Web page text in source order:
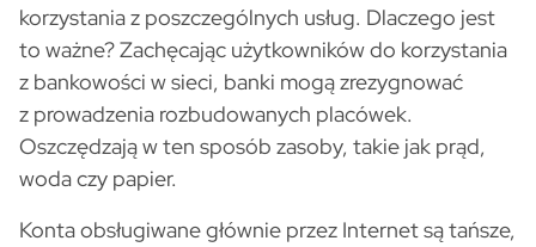
korzystania z poszczególnych usług. Dlaczego jest
to ważne? Zachęcając użytkowników do korzystania
z bankowości w sieci, banki mogą zrezygnować
z prowadzenia rozbudowanych placówek.
Oszczędzają w ten sposób zasoby, takie jak prąd,
woda czy papier.
Konta obsługiwane głównie przez Internet są tańsze,